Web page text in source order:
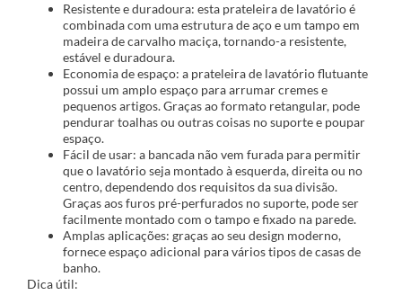
Resistente e duradoura: esta prateleira de lavatório é
combinada com uma estrutura de aço e um tampo em
madeira de carvalho maciça, tornando-a resistente,
estável e duradoura.
Economia de espaço: a prateleira de lavatório flutuante
possui um amplo espaço para arrumar cremes e
pequenos artigos. Graças ao formato retangular, pode
pendurar toalhas ou outras coisas no suporte e poupar
espaço.
Fácil de usar: a bancada não vem furada para permitir
que o lavatório seja montado à esquerda, direita ou no
centro, dependendo dos requisitos da sua divisão.
Graças aos furos pré-perfurados no suporte, pode ser
facilmente montado com o tampo e fixado na parede.
Amplas aplicações: graças ao seu design moderno,
fornece espaço adicional para vários tipos de casas de
banho.
Dica útil: